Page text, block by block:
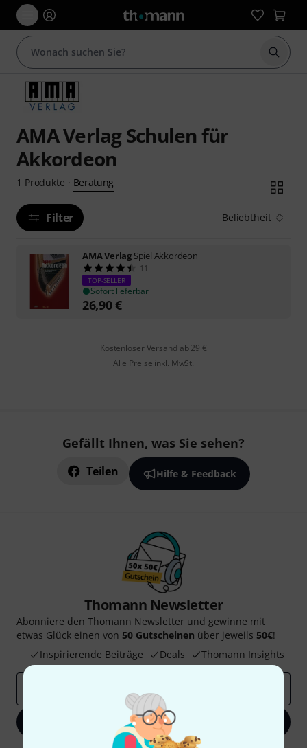
Suche
AMA Verlag Schulen für
Akkordeon
1 Produkte · Beratung
Filter Beliebtheit
AMA Verlag Spiel Akkordeon
11
TOP-SELLER
Sofort lieferbar
26,90€
Kostenloser Versand ab 29 €
Alle Preise inkl. MwSt.
Gefällt Ihnen, was Sie sehen?
Teilen Hilfe & Feedback
Thomann Newsletter
Abonniere den Thomann Newsletter und gewinne mit
etwas Glück einen von 50 Gutscheinen über jeweils 50€!
Inspirierende Beiträge
Deals Thomann Insights
Jetzt anmelden